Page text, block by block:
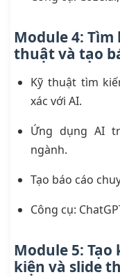
Module 4:
thuật và tạo
Kỹ thuật tìm
xác với AI.
Ứng dụng AI
ngành.
Tạo báo cáo
Công cụ:
Module 5:
kiện và slide